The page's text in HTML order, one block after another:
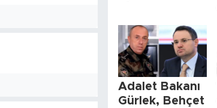
Adalet Bakanı
Gürlek, Behçet